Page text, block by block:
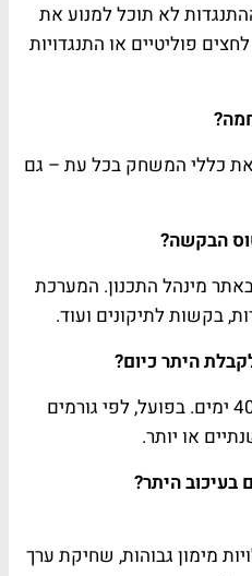
לא תוכל למנוע את
פוליטיים או התנגדויות
את כללי המשחק בכל עת – גם
הבקשה?
מינהל התכנון. המערכת
בקשות לתיקונים ועוד.
היתר כיום?
לפי הנתונים הרשמיים – כ-407 ימים. בפועל, לפי גורמים
או יותר.
בעיכוב היתר?
מימון גבוהות, שחיקת ערך